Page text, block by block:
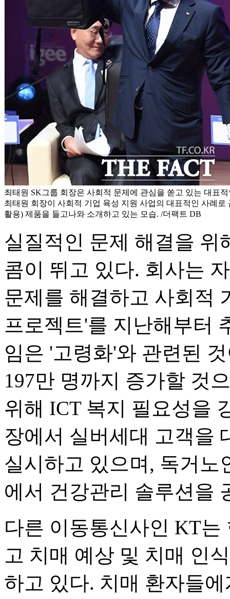
최태원 SK그룹 회장은 사회적 문제에 관심을 쏟고 있는 대표
최태원 회장이 사회적 기업 육성 지원 사업의 대표적인 사례로
활용) 제품을 들고나와 소개하고 있는 모습. /더팩트 DB
실질적인 문제 해결을 위
콤이 뛰고 있다. 회사는
문제를 해결하고 사회적
프로젝트'를 지난해부터
임은 '고령화'와 관련된
197만 명까지 증가할 것
위해 ICT 복지 필요성을
장에서 실버세대 고객을
실시하고 있으며, 독거노
에서 건강관리 솔루션을
다른 이동통신사인 KT
고 치매 예상 및 치매 인
하고 있다. 치매 환자들